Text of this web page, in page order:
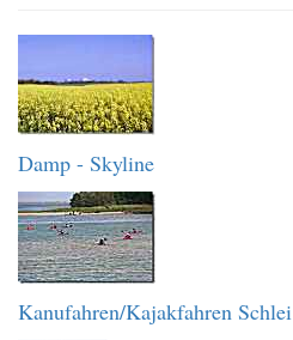
Damp - Skyline
Kanufahren/Kajakfahren Schlei